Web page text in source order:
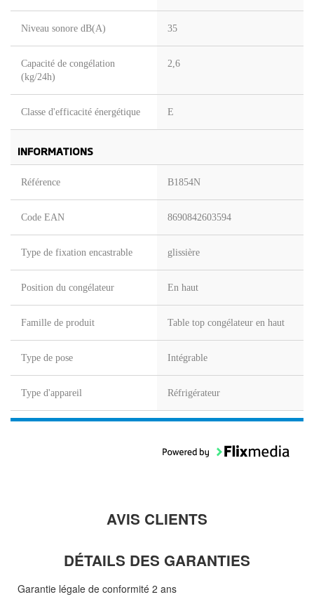
Niveau sonore dB(A) 35
Capacité de congélation
(kg/24h)
2,6
Classe d'efficacité énergétique E
INFORMATIONS
Référence B1854N
Code EAN 8690842603594
Type de fixation encastrable glissière
Position du congélateur En haut
Famille de produit Table top congélateur en haut
Type de pose Intégrable
Type d'appareil Réfrigérateur
AVIS CLIENTS
DÉTAILS DES GARANTIES
Garantie légale de conformité 2 ans